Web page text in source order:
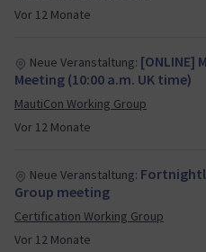
Vor 12 Monate
Vor 12 Monate
Neue Veranstaltung: [ONLINE]
Meeting (10:00 a.m. UK time)
MautiCon Working Group
Vor 12 Monate
Neue Veranstaltung:
Group meeting
Certification Working Group